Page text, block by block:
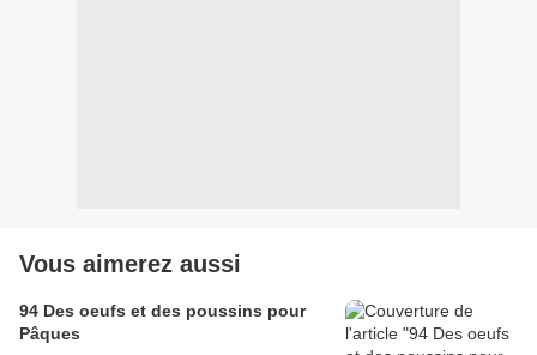
Vous aimerez aussi
94 Des oeufs et des poussins pour
Pâques